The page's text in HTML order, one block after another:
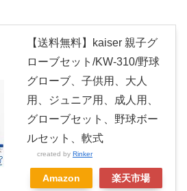
【送料無料】kaiser 親子グ
ローブセット/KW-310/野球
グローブ、子供用、大人
用、ジュニア用、成人用、
グローブセット、野球ボー
ルセット、軟式
created by Rinker
Amazon 楽天市場